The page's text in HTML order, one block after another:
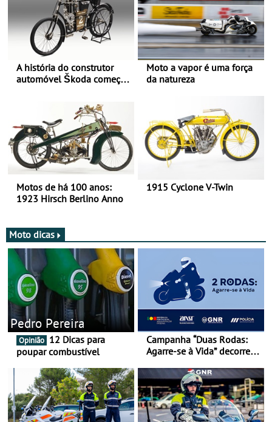
A história do construtor
automóvel Škoda começou
Moto a vapor é uma força
da natureza
Motos de há 100 anos:
1923 Hirsch Berlino Anno
1915 Cyclone V-Twin
Moto dicas
Pedro Pereira
Opinião
poupar combustível
Campanha “Duas Rodas:
Agarre-se à Vida” decorre